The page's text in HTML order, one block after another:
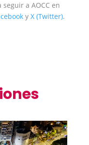
a AOCC en
y X (Twitter).